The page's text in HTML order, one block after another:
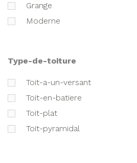
grange
moderne
type-de-toiture
toit-a-un-versant
toit-en-batiere
toit-plat
toit-pyramidal